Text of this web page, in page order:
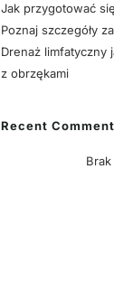
Jak przygotować
Poznaj szczegóły
Drenaż limfatyczny
z obrzękami
Recent